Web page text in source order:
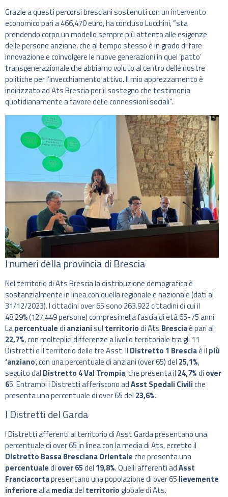
Grazie a questi percorsi bresciani sostenuti con un intervento
economico pari a 466,470 euro, ha concluso Lucchini, “sta
prendendo corpo un modello sempre più attento alle esigenze
delle persone anziane, che al tempo stesso è in grado di fare
innovazione e coinvolgere le nuove generazioni in quel ‘patto’
transgenerazionale che abbiamo voluto al centro delle nostre
politiche per l’invecchiamento attivo. Il mio apprezzamento è
indirizzato ad Ats Brescia per il sostegno che testimonia
quotidianamente a favore delle connessioni sociali”.
I numeri della provincia di Brescia
Nel territorio di Ats Brescia la distribuzione demografica è
sostanzialmente in linea con quella regionale e nazionale (dati al
31/12/2023). I cittadini over 65 sono 263.922 cittadini di cui il
48,29% (127.449 persone) compresi nella fascia di età 65-75 anni.
Lapercentualedi anzianisul territoriodi Ats Bresciaè pari al
22,7%, con molteplici differenze a livello territoriale tra gli 11
Distretti e il territorio delle tre Asst. Il Distretto 1 Bresciaè il più
‘anziano‘, con una percentuale di anziani (over 65) del 25,1%,
seguito dal Distretto 4 Val Trompia, che presenta il 24,7%di over
65. Entrambi i Distretti afferiscono adAsst Spedali Civiliche
presenta una percentuale di over 65 del 23,6%.
I Distretti del Garda
I Distretti afferenti al territorio di Asst Garda presentano una
percentuale di over 65 in linea con la media di Ats, eccetto il
Distretto Bassa Bresciana Orientaleche presenta una
percentualedi over 65del 19,8%. Quelli afferenti adAsst
Franciacortapresentano una popolazione di over 65 lievemente
inferioreallamediadel territorioglobale di Ats.